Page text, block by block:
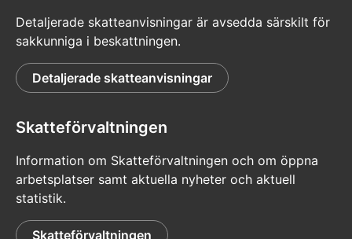
Detaljerade skatteanvisningar är avsedda särskilt för
sakkunniga i beskattningen.
Detaljerade skatteanvisningar
Skatteförvaltningen
Information om Skatteförvaltningen och om öppna
arbetsplatser samt aktuella nyheter och aktuell
statistik.
Skatteförvaltningen